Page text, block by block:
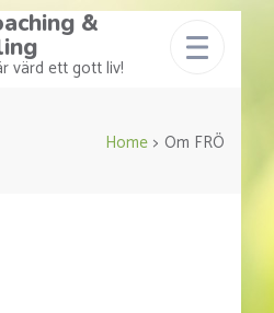
&
värd ett gott liv!
Home > Om FRÖ